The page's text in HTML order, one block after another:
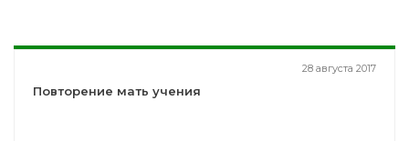
28 августа 2017
Повторение мать учения